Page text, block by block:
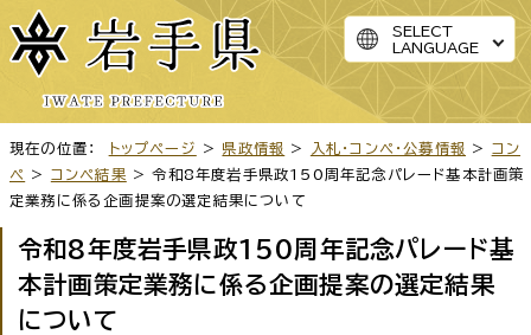
SELECT
LANGUAGE
現在の位置： トップページ > 県政情報 > 入札・コンペ・公募情報 > コン
ペ
> コンペ結果 > 令和8年度岩手県政150周年記念パレード基本計画策
定業務に係る企画提案の選定結果について
令和8年度岩手県政150周年記念パレード基
本計画策定業務に係る企画提案の選定結果
について